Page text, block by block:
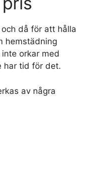
då för att hålla
hemstädning
orkar med
har tid för det.
av några